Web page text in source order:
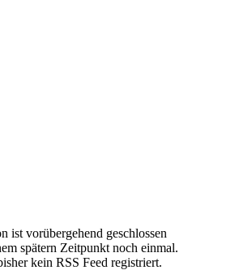
ist vorübergehend geschlossen
spätern Zeitpunkt noch einmal.
kein RSS Feed registriert.